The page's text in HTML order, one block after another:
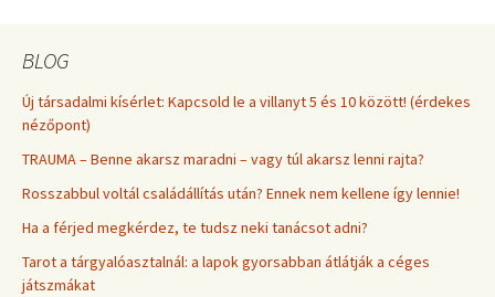
BLOG
Új társadalmi kísérlet: Kapcsold le a villanyt 5 és 10 között! (érdekes
nézőpont)
TRAUMA – Benne akarsz maradni – vagy túl akarsz lenni rajta?
Rosszabbul voltál családállítás után? Ennek nem kellene így lennie!
Ha a férjed megkérdez, te tudsz neki tanácsot adni?
Tarot a tárgyalóasztalnál: a lapok gyorsabban átlátják a céges
játszmákat